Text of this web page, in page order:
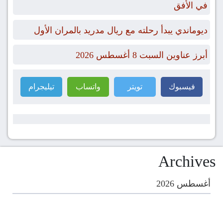
في الأفق
ديوماندي يبدأ رحلته مع ريال مدريد بالمران الأول
أبرز عناوين السبت 8 أغسطس 2026
فيسبوك تويتر واتساب تيليجرام
Archives
أغسطس 2026